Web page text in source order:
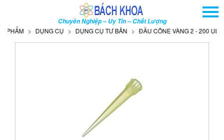
Chuyên Nghiệp – Uy Tín – Chất Lượng
GIỚI THIỆU
DỤNG CỤ DỤNG CỤ TƯ BẢN ĐẦU CÔNE VÀNG 2 - 200 UL